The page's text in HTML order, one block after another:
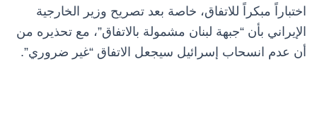
اختباراً مبكراً للاتفاق، خاصة بعد تصريح وزير الخارجية
الإيراني بأن “جبهة لبنان مشمولة بالاتفاق”، مع تحذيره من
أن عدم انسحاب إسرائيل سيجعل الاتفاق “غير ضروري”.